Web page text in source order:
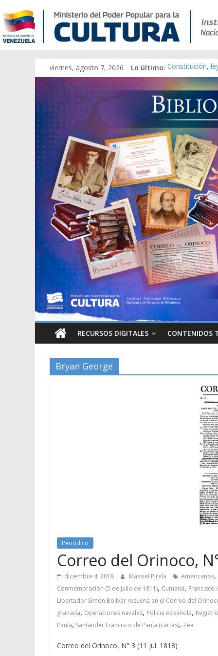
viernes, agosto 7, 2026 Lo último: Constitución,
Una Parálisis
Modesta Bor
Gaceta Oficial
Catálogo
RECURSOS DIGITALES CONTENIDOS
Bryan George
Periódico
Correo del Orinoco,
diciembre 4, 2018 Massiel Pirela Americanos,
Conmemoración (5 de julio de 1811), Cumaná, Francisco
Libertador Simón Bolívar resuena en el Correo del
granada, Operaciones navales, Policia española,
Paula, Santander Francisco de Paula (cartas), Zea
Correo del Orinoco, N° 3 (11 jul. 1818)